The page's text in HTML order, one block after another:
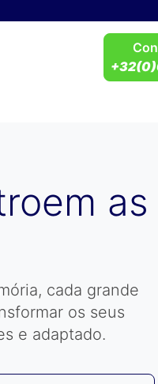
as
cada grande
os seus
e adaptado.